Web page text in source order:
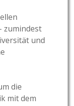
zumindest
und
die
mit dem